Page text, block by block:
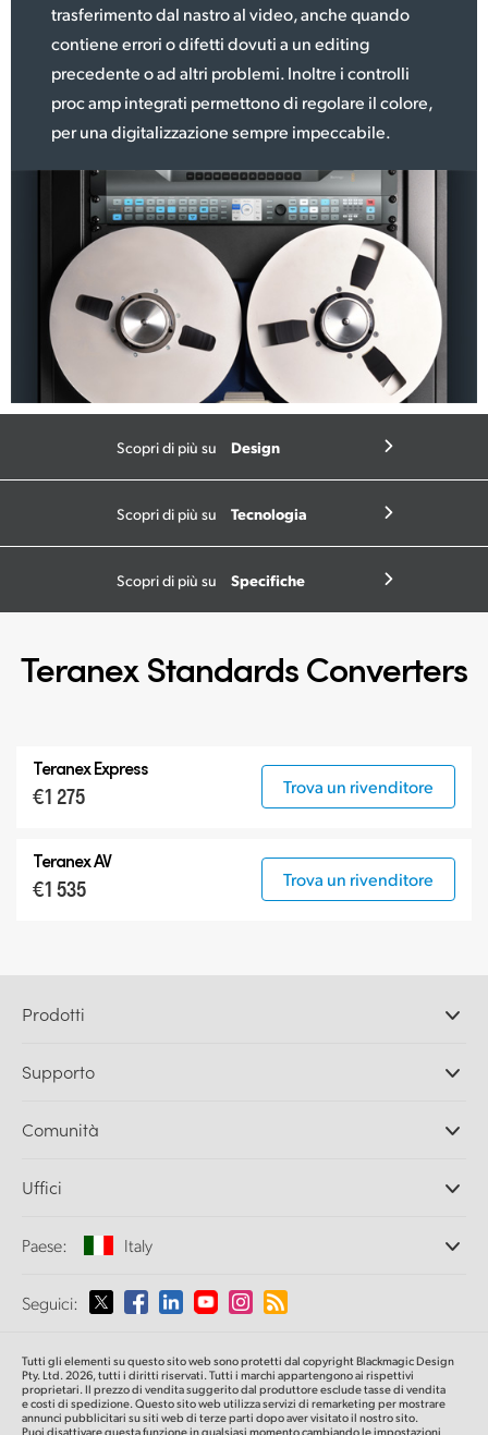
trasferimento dal nastro al video, anche quando
contiene errori o difetti dovuti a un editing
precedente o ad altri problemi. Inoltre i controlli
proc amp integrati permettono di regolare il colore,
per una digitalizzazione sempre impeccabile.
Scopri di più su Design
Scopri di più su Tecnologia
Scopri di più su Specifiche
Teranex Standards Converters
Teranex Express
€1 275 Trova un rivenditore
Teranex AV
€1 535 Trova un rivenditore
Prodotti
DaVinci Resolve e Fusion
Ultimatte
Acquisizione e riproduzione
Conversione di standard
Monitoraggio
Archiviazione in rete
Routing e distribuzione
Streaming e codifica
Supporto
Centro assistenza
Comunità
Uffici
Chi siamo
Media
Paese: Italy
Seleziona un Paese
Australia
Seguici:
Tutti gli elementi su questo sito web sono protetti dal copyright Blackmagic Design
Pty. Ltd. 2026, tutti i diritti riservati. Tutti i marchi appartengono ai rispettivi
proprietari. Il prezzo di vendita suggerito dal produttore esclude tasse di vendita
e costi di spedizione. Questo sito web utilizza servizi di remarketing per mostrare
annunci pubblicitari su siti web di terze parti dopo aver visitato il nostro sito.
Puoi disattivare questa funzione in qualsiasi momento cambiando le impostazioni